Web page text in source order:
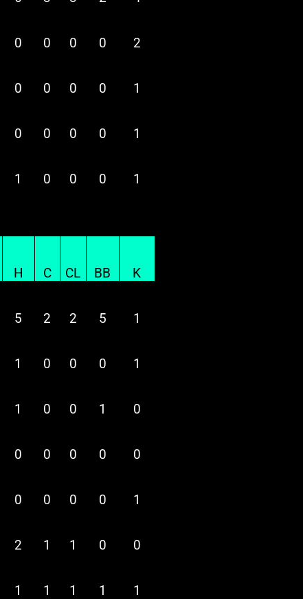
0 0 0 0 2
0 0 0 0 1
0 0 0 0 1
1 0 0 0 1
H C CL BB K
5 2 2 5 1
1 0 0 0 1
1 0 0 1 0
0 0 0 0 0
0 0 0 0 1
2 1 1 0 0
1 1 1 1 1